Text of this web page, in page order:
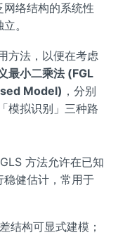
络结构的系统性
。
方法，以便在考虑
最小二乘法 (FGL
Model) ，分别
模拟识别」三种路
方法允许在已知
健估计，常用于
结构可显式建模；